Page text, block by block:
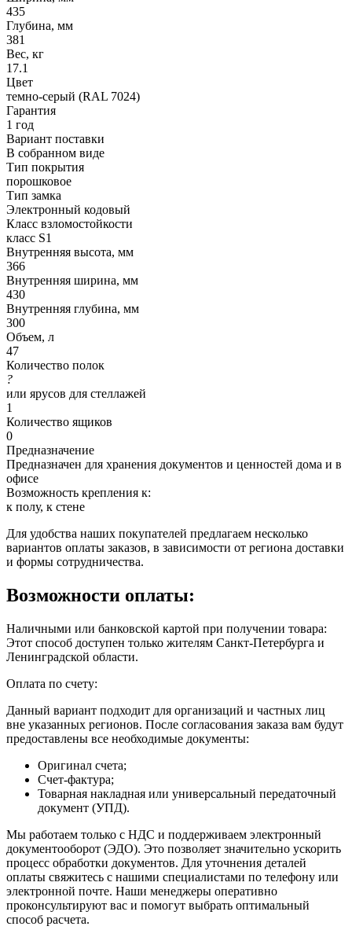
435
Глубина, мм
381
Вес, кг
17.1
Цвет
темно-серый (RAL 7024)
Гарантия
1 год
Вариант поставки
В собранном виде
Тип покрытия
порошковое
Тип замка
Электронный кодовый
Класс взломостойкости
класс S1
Внутренняя высота, мм
366
Внутренняя ширина, мм
430
Внутренняя глубина, мм
300
Объем, л
47
Количество полок
?
или ярусов для стеллажей
1
Количество ящиков
0
Предназначение
Предназначен для хранения документов и ценностей дома и в
офисе
Возможность крепления к:
к полу, к стене
Для удобства наших покупателей предлагаем несколько
вариантов оплаты заказов, в зависимости от региона доставки
и формы сотрудничества.
Возможности оплаты:
Наличными или банковской картой при получении товара:
Этот способ доступен только жителям Санкт-Петербурга и
Ленинградской области.
Оплата по счету:
Данный вариант подходит для организаций и частных лиц
вне указанных регионов. После согласования заказа вам будут
предоставлены все необходимые документы:
Оригинал счета;
Счет-фактура;
Товарная накладная или универсальный передаточный
документ (УПД).
Мы работаем только с НДС и поддерживаем электронный
документооборот (ЭДО). Это позволяет значительно ускорить
процесс обработки документов. Для уточнения деталей
оплаты свяжитесь с нашими специалистами по телефону или
электронной почте. Наши менеджеры оперативно
проконсультируют вас и помогут выбрать оптимальный
способ расчета.